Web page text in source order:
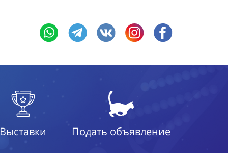
Выставки Подать объявление